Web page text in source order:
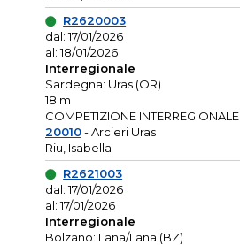
R2620003
dal: 17/01/2026
al: 18/01/2026
Interregionale
Sardegna: Uras (OR)
18 m
COMPETIZIONE INTERREGIONALE
20010- Arcieri Uras
Riu, Isabella
R2621003
dal: 17/01/2026
al: 17/01/2026
Interregionale
Bolzano: Lana/Lana (BZ)